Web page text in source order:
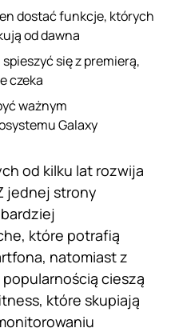
dostać funkcje, których
od dawna
się z premierą,
czeka
ważnym
Galaxy
od kilku lat rozwija
jednej strony
które potrafią
natomiast z
cieszą
które skupiają